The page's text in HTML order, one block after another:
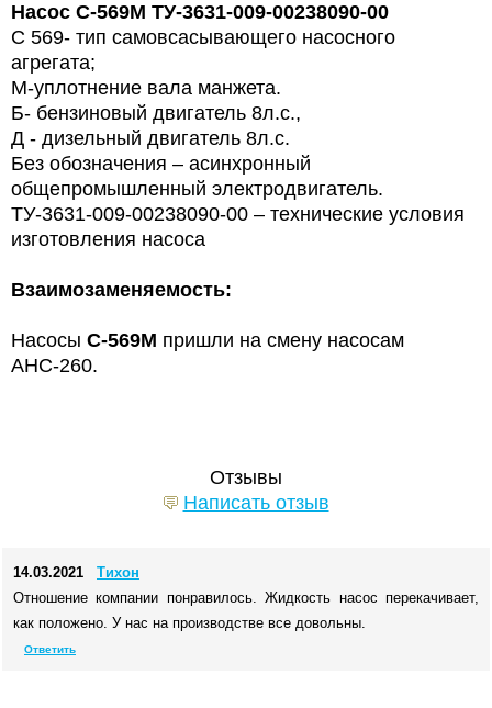
Насос С-569М ТУ-3631-009-00238090-00
С 569- тип самовсасывающего насосного
агрегата;
М-уплотнение вала манжета.
Б- бензиновый двигатель 8л.с.,
Д - дизельный двигатель 8л.с.
Без обозначения – асинхронный
общепромышленный электродвигатель.
ТУ-3631-009-00238090-00 – технические условия
изготовления насоса
Взаимозаменяемость:
Насосы С-569М пришли на смену насосам
АНС-260.
Отзывы
Написать отзыв
14.03.2021
Тихон
Отношение компании понравилось. Жидкость насос перекачивает,
как положено. У нас на производстве все довольны.
Ответить